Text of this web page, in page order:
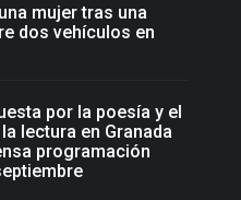
mujer tras una
dos vehículos en
por la poesía y el
lectura en Granada
programación